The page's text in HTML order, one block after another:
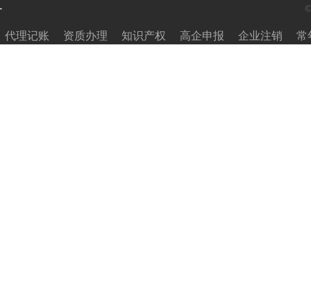
代理记账 资质办理 高企申报 企业注销
知识产权 常